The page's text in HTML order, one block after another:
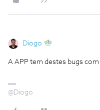
Diogo
A APP tem destes bugs
@Diogo